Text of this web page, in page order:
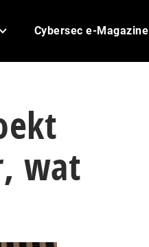
Cybersec e-Magazine
wat